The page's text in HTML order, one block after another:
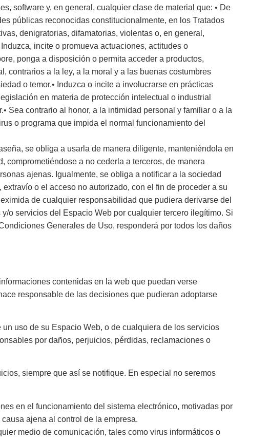
software y, en general, cualquier clase de material que: • De
públicas reconocidas constitucionalmente, en los Tratados
denigratorias, difamatorias, violentas o, en general,
incite o promueva actuaciones, actitudes o
ponga a disposición o permita acceder a productos,
contrarios a la ley, a la moral y a las buenas costumbres
o temor.• Induzca o incite a involucrarse en prácticas
en materia de protección intelectual o industrial
Sea contrario al honor, a la intimidad personal y familiar o a la
o programa que impida el normal funcionamiento del
se obliga a usarla de manera diligente, manteniéndola en
a no cederla a terceros, de manera
ajenas. Igualmente, se obliga a notificar a la sociedad
o el acceso no autorizado, con el fin de proceder a su
de cualquier responsabilidad que pudiera derivarse del
o servicios del Espacio Web por cualquier tercero ilegítimo. Si
Generales de Uso, responderá por todos los daños
contenidas en la web que puedan verse
responsable de las decisiones que pudieran adoptarse
uso de su Espacio Web, o de cualquiera de los servicios
por daños, perjuicios, pérdidas, reclamaciones o
siempre que así se notifique. En especial no seremos
en el funcionamiento del sistema electrónico, motivadas por
ajena al control de la empresa.
medio de comunicación, tales como virus informáticos o